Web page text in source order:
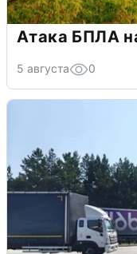
Атака БПЛА
5 августа 0